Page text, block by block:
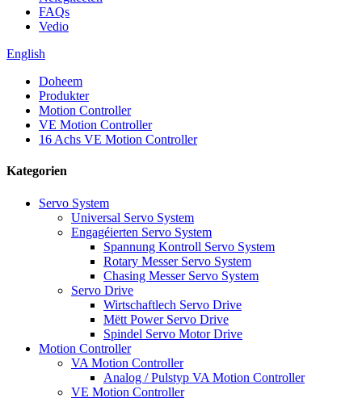
FAQs
Vedio
English
Doheem
Produkter
Motion Controller
VE Motion Controller
16 Achs VE Motion Controller
Kategorien
Servo System
Universal Servo System
Engagéierten Servo System
Spannung Kontroll Servo System
Rotary Messer Servo System
Chasing Messer Servo System
Servo Drive
Wirtschaftlech Servo Drive
Mëtt Power Servo Drive
Spindel Servo Motor Drive
Motion Controller
VA Motion Controller
Analog / Pulstyp VA Motion Controller
VE Motion Controller